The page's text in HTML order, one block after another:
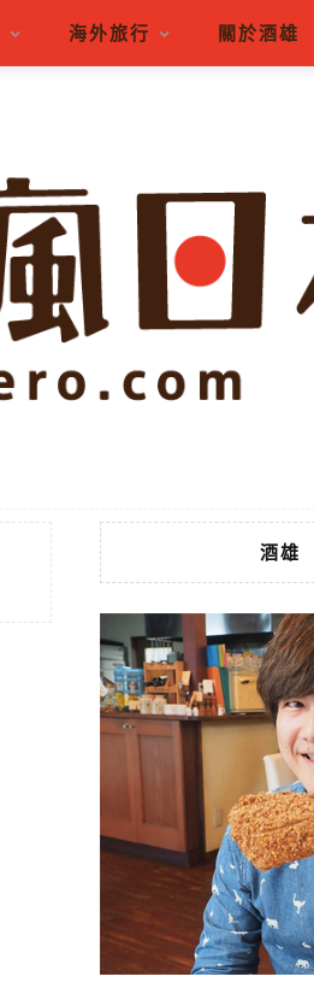
海外旅行 關於酒雄
酒雄